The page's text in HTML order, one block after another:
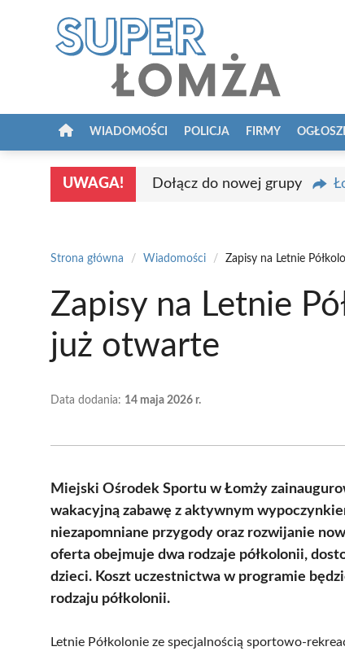
WIADOMOŚCI POLICJA FIRMY
UWAGA! Dołącz do nowej grupy
Strona główna / Wiadomości / Zapisy na Letnie
Zapisy na Letnie
już otwarte
Data dodania: 14 maja 2026 r.
Miejski Ośrodek Sportu w Łomży
wakacyjną zabawę z aktywnym
niezapomniane przygody oraz rozwijanie
oferta obejmuje dwa rodzaje półkolonii,
dzieci. Koszt uczestnictwa w programie
rodzaju półkolonii.
Letnie Półkolonie ze specjalnością sportowo-